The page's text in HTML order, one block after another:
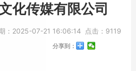
化传媒有限公司
： 2025-07-21 16:06:14 点击： 9119
分享到：